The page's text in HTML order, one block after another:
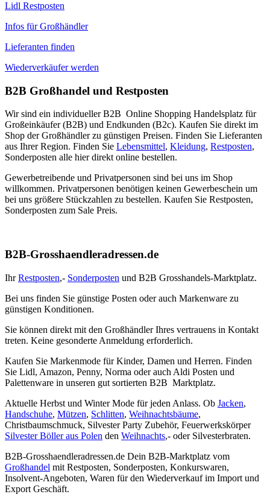
Lidl Restposten
Infos für Großhändler
Lieferanten finden
Wiederverkäufer werden
B2B Großhandel und Restposten
Wir sind ein individueller B2B Online Shopping Handelsplatz für
Großeinkäufer (B2B) und Endkunden (B2c). Kaufen Sie direkt im
Shop der Großhändler zu günstigen Preisen. Finden Sie Lieferanten
aus Ihrer Region. Finden Sie Lebensmittel, Kleidung, Restposten,
Sonderposten alle hier direkt online bestellen.
Gewerbetreibende und Privatpersonen sind bei uns im Shop
willkommen. Privatpersonen benötigen keinen Gewerbeschein um
bei uns größere Stückzahlen zu bestellen. Kaufen Sie Restposten,
Sonderposten zum Sale Preis.
B2B-Grosshaendleradressen.de
IhrRestposten,- Sonderposten und B2B Grosshandels-Marktplatz.
Bei uns finden Sie günstige Posten oder auch Markenware zu
günstigen Konditionen.
Sie können direkt mit den Großhändler Ihres vertrauens in Kontakt
treten. Keine gesonderte Anmeldung erforderlich.
Kaufen Sie Markenmode für Kinder, Damen und Herren. Finden
Sie Lidl, Amazon, Penny, Norma oder auch Aldi Posten und
Palettenware in unseren gut sortierten B2B Marktplatz.
Aktuelle Herbst und Winter Mode für jeden Anlass. Ob Jacken,
Handschuhe, Mützen, Schlitten, Weihnachtsbäume,
Christbaumschmuck, Silvester Party Zubehör, Feuerwerkskörper
Silvester Böller aus Polen den Weihnachts,- oder Silvesterbraten.
B2B-Grosshaendleradressen.de Dein B2B-Marktplatz vom
Großhandel mit Restposten, Sonderposten, Konkurswaren,
Insolvent-Angeboten, Waren für den Wiederverkauf im Import und
Export Geschäft.